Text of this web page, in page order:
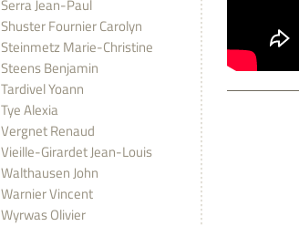
Serra Jean-Paul
Shuster Fournier Carolyn
Steinmetz Marie-Christine
Steens Benjamin
Tardivel Yoann
Tye Alexia
Vergnet Renaud
Vieille-Girardet Jean-Louis
Walthausen John
Warnier Vincent
Wyrwas Olivier